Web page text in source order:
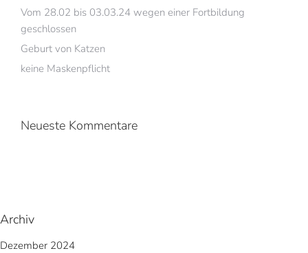
Vom 28.02 bis 03.03.24 wegen einer Fortbildung
geschlossen
Geburt von Katzen
keine Maskenpflicht
Neueste Kommentare
Archiv
Dezember 2024